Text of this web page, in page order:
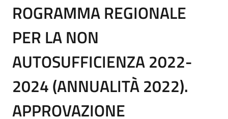
ROGRAMMA REGIONALE
PER LA NON
AUTOSUFFICIENZA 2022-
2024 (ANNUALITÀ 2022).
APPROVAZIONE